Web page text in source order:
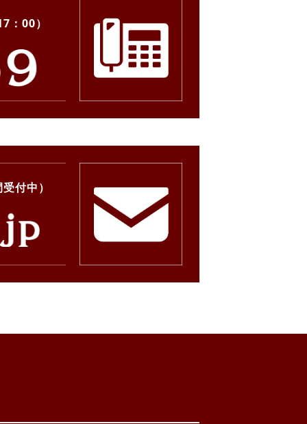
：00）
付中）